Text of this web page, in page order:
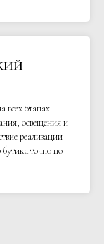
всех этапах.
освещения и
реализации
точно по